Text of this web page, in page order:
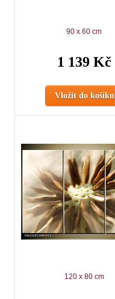
90 x 60 cm
1 139 Kč
Vložit do košíku
120 x 80 cm